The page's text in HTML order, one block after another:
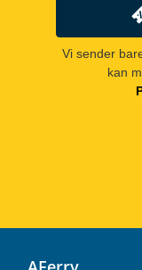
Vi sender
kan